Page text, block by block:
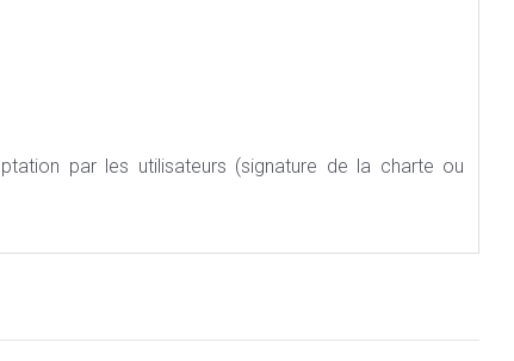
par les utilisateurs (signature de la charte ou